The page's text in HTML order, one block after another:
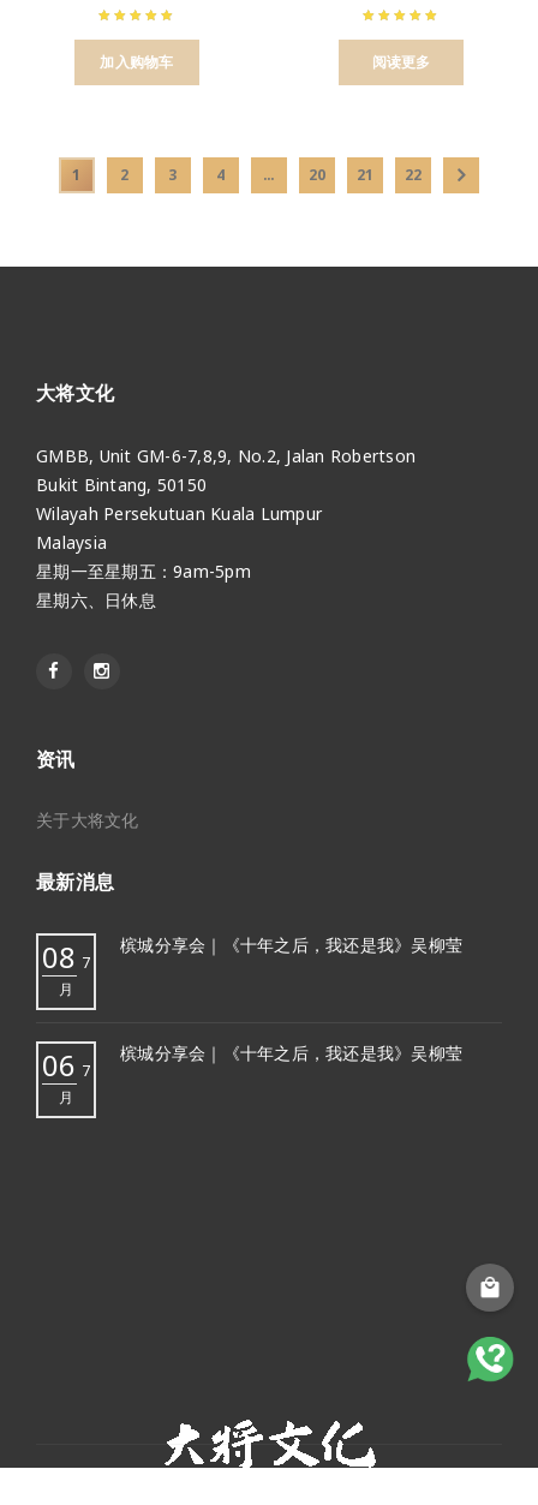
加入购物车 阅读更多
1 2 3 4 … 20 21 22
大将文化
GMBB, Unit GM-6-7,8,9, No.2, Jalan Robertson
Bukit Bintang, 50150
Wilayah Persekutuan Kuala Lumpur
Malaysia
星期一至星期五：9am-5pm
星期六、日休息
资讯
关于大将文化
最新消息
08 7
月
槟城分享会｜《十年之后，我还是我》吴柳莹
06 7
月
槟城分享会｜《十年之后，我还是我》吴柳莹